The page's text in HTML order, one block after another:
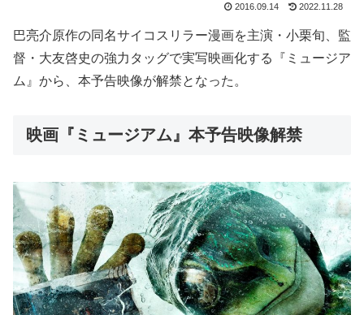
2016.09.14 2022.11.28
巴亮介原作の同名サイコスリラー漫画を主演・小栗旬、監
督・大友啓史の強力タッグで実写映画化する『ミュージア
ム』から、本予告映像が解禁となった。
映画『ミュージアム』本予告映像解禁